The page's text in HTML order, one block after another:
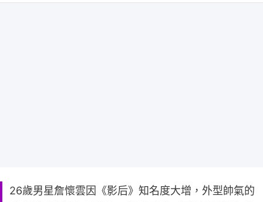
26歲男星詹懷雲因《影后》知名度大增，外型帥氣的